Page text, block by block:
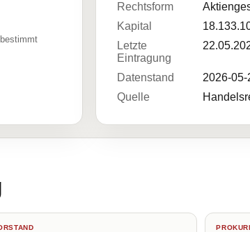
Rechtsform
Kapital
Letzte
Eintragung
Datenstand
2026-05-
Quelle